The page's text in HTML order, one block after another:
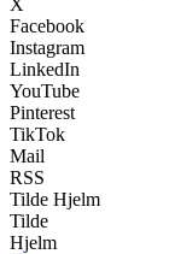
Facebook
Instagram
LinkedIn
YouTube
Pinterest
TikTok
Mail
RSS
Tilde Hjelm
Tilde
Hjelm